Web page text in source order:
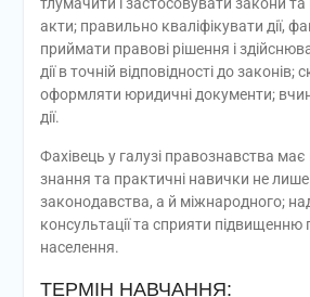
акти; правильно кваліфікувати дії,
приймати правові рішення і
дії в точній відповідності до законів;
оформляти юридичні документи;
дії.
Фахівець у галузі правознавства має
знання та практичні навички не
законодавства, а й міжнародного;
консультації та сприяти підвищенню
населення.
ТЕРМІН НАВЧАННЯ: